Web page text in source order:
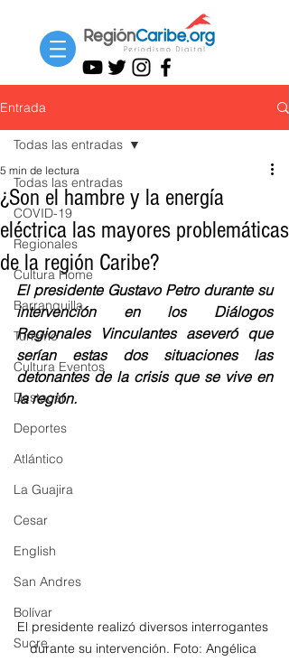
Entrada
Todas las entradas
COVID-19
Regionales
Cultura Home
Barranquilla
Turismo
Cultura Eventos
Destacar
Deportes
Atlántico
La Guajira
Cesar
English
San Andres
Bolívar
Sucre
Todas las entradas
¿Son el hambre y la energía
eléctrica las mayores problemáticas
de la región Caribe?
5 min de lectura
El presidente Gustavo Petro durante su
intervención en los Diálogos
Regionales Vinculantes aseveró que
serían estas dos situaciones las
detonantes de la crisis que se vive en
la región.
El presidente realizó diversos interrogantes
durante su intervención. Foto: Angélica